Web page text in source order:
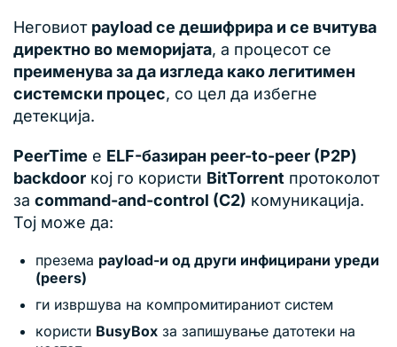
Неговиот payload се дешифрира и се вчитува
директно во меморијата, а процесот се
преименува за да изгледа како легитимен
системски процес, со цел да избегне
детекција.
PeerTime е ELF-базиран peer-to-peer (P2P)
backdoor кој го користи BitTorrent протоколот
за command-and-control (C2) комуникација.
Тој може да:
презема payload-и од други инфицирани уреди
(peers)
ги извршува на компромитираниот систем
користи BusyBox за запишување датотеки на